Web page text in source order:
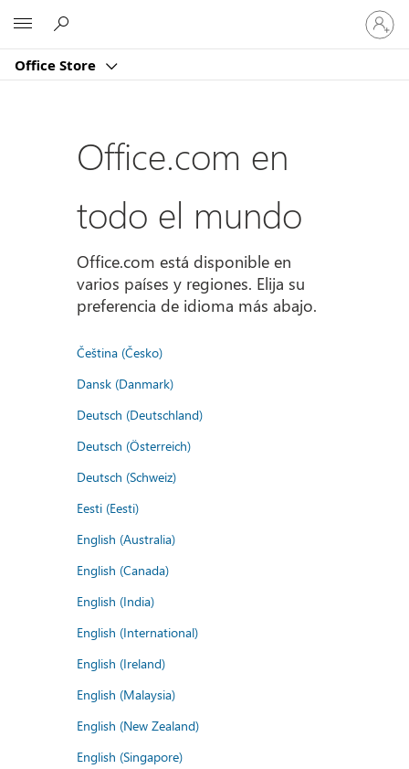
Office Store
Iniciar
sesión
en
cuenta
Office.com en
todo el mundo
Office.com está disponible en
varios países y regiones. Elija su
preferencia de idioma más abajo.
Čeština (Česko)
Dansk (Danmark)
Deutsch (Deutschland)
Deutsch (Österreich)
Deutsch (Schweiz)
Eesti (Eesti)
English (Australia)
English (Canada)
English (India)
English (International)
English (Ireland)
English (Malaysia)
English (New Zealand)
English (Singapore)